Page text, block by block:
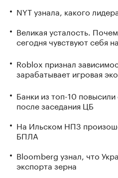
NYT узнала, какого
Великая усталость.
сегодня чувствуют себя
Roblox признал
зарабатывает игровая
Банки из топ-10
после заседания ЦБ
На Ильском НПЗ
БПЛА
Bloomberg узнал, что
экспорта зерна